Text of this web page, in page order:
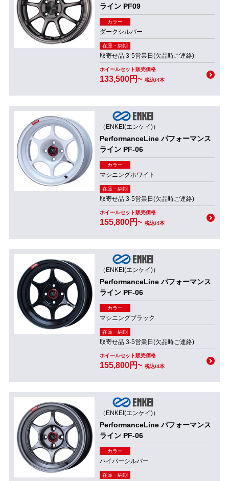
ライン PF09
カラー
ダークシルバー
在庫・納期
取寄せ品 3-5営業日(欠品時ご連絡)
ホイールセット販売価格
133,500円~ 税込/4本
（ENKEI(エンケイ)）
PerformanceLine パフォーマンス
ライン PF-06
カラー
マシニングホワイト
在庫・納期
取寄せ品 3-5営業日(欠品時ご連絡)
ホイールセット販売価格
155,800円~ 税込/4本
（ENKEI(エンケイ)）
PerformanceLine パフォーマンス
ライン PF-06
カラー
マシニングブラック
在庫・納期
取寄せ品 3-5営業日(欠品時ご連絡)
ホイールセット販売価格
155,800円~ 税込/4本
（ENKEI(エンケイ)）
PerformanceLine パフォーマンス
ライン PF-06
カラー
ハイパーシルバー
在庫・納期